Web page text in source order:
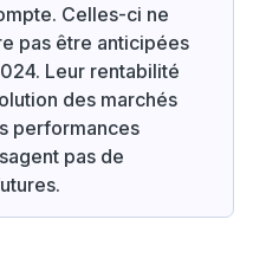
Celles-ci ne
pas être anticipées
Leur rentabilité
des marchés
performances
pas de